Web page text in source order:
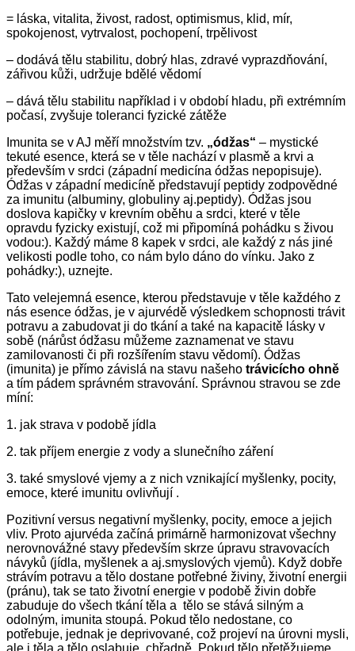
= láska, vitalita, živost, radost, optimismus, klid, mír,
spokojenost, vytrvalost, pochopení, trpělivost
– dodává tělu stabilitu, dobrý hlas, zdravé vyprazdňování,
zářivou kůži, udržuje bdělé vědomí
– dává tělu stabilitu například i v období hladu, při extrémním
počasí, zvyšuje toleranci fyzické zátěže
Imunita se v AJ měří množstvím tzv. „ódžas“ – mystické
tekuté esence, která se v těle nachází v plasmě a krvi a
především v srdci (západní medicína ódžas nepopisuje).
Ódžas v západní medicíně představují peptidy zodpovědné
za imunitu (albuminy, globuliny aj.peptidy). Ódžas jsou
doslova kapičky v krevním oběhu a srdci, které v těle
opravdu fyzicky existují, což mi připomíná pohádku s živou
vodou:). Každý máme 8 kapek v srdci, ale každý z nás jiné
velikosti podle toho, co nám bylo dáno do vínku. Jako z
pohádky:), uznejte.
Tato velejemná esence, kterou představuje v těle každého z
nás esence ódžas, je v ajurvédě výsledkem schopnosti trávit
potravu a zabudovat ji do tkání a také na kapacitě lásky v
sobě (nárůst ódžasu můžeme zaznamenat ve stavu
zamilovanosti či při rozšířením stavu vědomí). Ódžas
(imunita) je přímo závislá na stavu našeho trávicícho ohně
a tím pádem správném stravování. Správnou stravou se zde
míní:
1. jak strava v podobě jídla
2. tak příjem energie z vody a slunečního záření
3. také smyslové vjemy a z nich vznikající myšlenky, pocity,
emoce, které imunitu ovlivňují .
Pozitivní versus negativní myšlenky, pocity, emoce a jejich
vliv. Proto ajurvéda začíná primárně harmonizovat všechny
nerovnovážné stavy především skrze úpravu stravovacích
návyků (jídla, myšlenek a aj.smyslových vjemů). Když dobře
strávím potravu a tělo dostane potřebné živiny, životní energii
(pránu), tak se tato životní energie v podobě živin dobře
zabuduje do všech tkání těla a tělo se stává silným a
odolným, imunita stoupá. Pokud tělo nedostane, co
potřebuje, jednak je deprivované, což projeví na úrovni mysli,